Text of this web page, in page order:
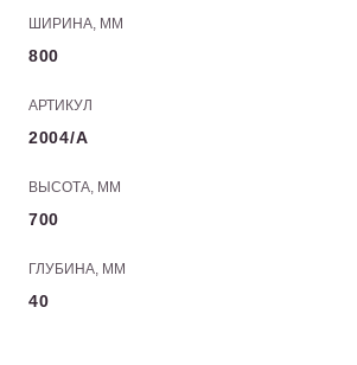
ШИРИНА, ММ
800
АРТИКУЛ
2004/A
ВЫСОТА, ММ
700
ГЛУБИНА, ММ
40